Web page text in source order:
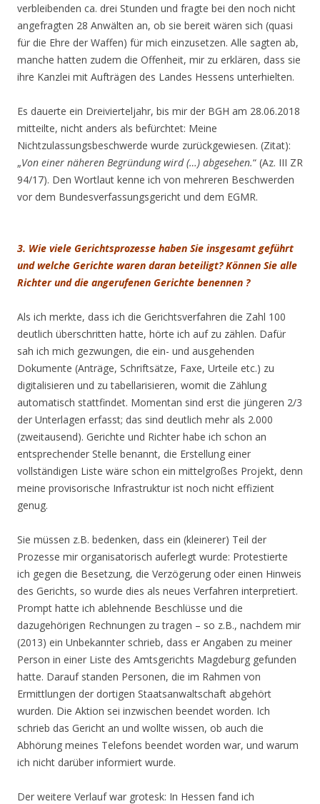
verbleibenden ca. drei Stunden und fragte bei den noch nicht
angefragten 28 Anwälten an, ob sie bereit wären sich (quasi
für die Ehre der Waffen) für mich einzusetzen. Alle sagten ab,
manche hatten zudem die Offenheit, mir zu erklären, dass sie
ihre Kanzlei mit Aufträgen des Landes Hessens unterhielten.
Es dauerte ein Dreivierteljahr, bis mir der BGH am 28.06.2018
mitteilte, nicht anders als befürchtet: Meine
Nichtzulassungsbeschwerde wurde zurückgewiesen. (Zitat):
„Von einer näheren Begründung wird (…) abgesehen.“ (Az. III ZR
94/17). Den Wortlaut kenne ich von mehreren Beschwerden
vor dem Bundesverfassungsgericht und dem EGMR.
3. Wie viele Gerichtsprozesse haben Sie insgesamt geführt
und welche Gerichte waren daran beteiligt? Können Sie alle
Richter und die angerufenen Gerichte benennen ?
Als ich merkte, dass ich die Gerichtsverfahren die Zahl 100
deutlich überschritten hatte, hörte ich auf zu zählen. Dafür
sah ich mich gezwungen, die ein- und ausgehenden
Dokumente (Anträge, Schriftsätze, Faxe, Urteile etc.) zu
digitalisieren und zu tabellarisieren, womit die Zählung
automatisch stattfindet. Momentan sind erst die jüngeren 2/3
der Unterlagen erfasst; das sind deutlich mehr als 2.000
(zweitausend). Gerichte und Richter habe ich schon an
entsprechender Stelle benannt, die Erstellung einer
vollständigen Liste wäre schon ein mittelgroßes Projekt, denn
meine provisorische Infrastruktur ist noch nicht effizient
genug.
Sie müssen z.B. bedenken, dass ein (kleinerer) Teil der
Prozesse mir organisatorisch auferlegt wurde: Protestierte
ich gegen die Besetzung, die Verzögerung oder einen Hinweis
des Gerichts, so wurde dies als neues Verfahren interpretiert.
Prompt hatte ich ablehnende Beschlüsse und die
dazugehörigen Rechnungen zu tragen – so z.B., nachdem mir
(2013) ein Unbekannter schrieb, dass er Angaben zu meiner
Person in einer Liste des Amtsgerichts Magdeburg gefunden
hatte. Darauf standen Personen, die im Rahmen von
Ermittlungen der dortigen Staatsanwaltschaft abgehört
wurden. Die Aktion sei inzwischen beendet worden. Ich
schrieb das Gericht an und wollte wissen, ob auch die
Abhörung meines Telefons beendet worden war, und warum
ich nicht darüber informiert wurde.
Der weitere Verlauf war grotesk: In Hessen fand ich